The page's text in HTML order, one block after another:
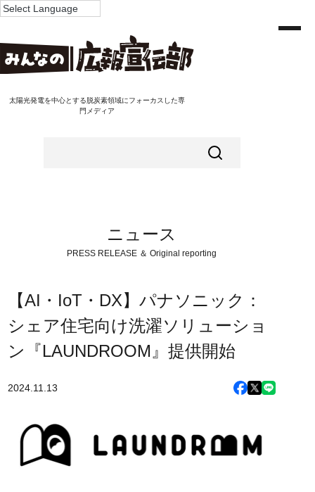
太陽光発電を中心とする脱炭素領域にフォーカスした専
門メディア
ニュース
PRESS RELEASE ＆ Original reporting
【AI・IoT・DX】パナソニック：
シェア住宅向け洗濯ソリューショ
ン『LAUNDROOM』提供開始
2024.11.13